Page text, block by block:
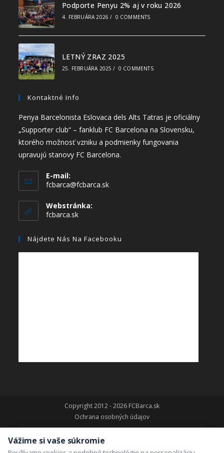
Podporte Penyu 2% aj v roku 2026
4. FEBRUÁRA 2026 / 0 COMMENTS
LETNÝ ZRAZ 2025
25. FEBRUÁRA 2025 / 0 COMMENTS
Kontaktné Info
Penya Barcelonista Eslovaca dels Alts Tatras je oficiálny
„Supporter club“ – fanklub FC Barcelona na Slovensku,
ktorého možnosť vzniku a podmienky fungovania
upravujú stanovy FC Barcelona.
E-mail:
fcbarca@fcbarca.sk
Webstránka:
fcbarca.sk
Nájdete Nás Na Facebooku
Copyright 2012 - 2026 FCBarca.sk
Ochrana osobných údajov
Vážime si vaše súkromie